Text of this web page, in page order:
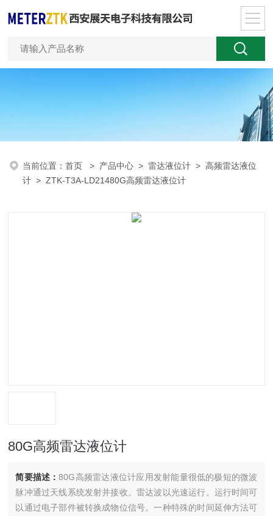
当前位置：首页 > 产品中心 >雷达液位计 >高频雷达液位
计 > ZTK-T3A-LD21480G高频雷达液位计
80G高频雷达液位计
简要描述：80G高频雷达液位计应用发射能量很低的极短的微波
脉冲通过天线系统发射并接收。雷达波以光速运行。运行时间可
以通过电子部件被转换成物位信号。一种特殊的时间延伸方法可